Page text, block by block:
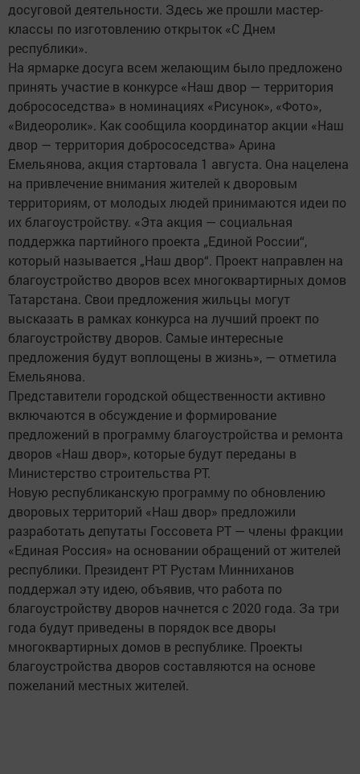
досуговой деятельности. Здесь же прошли мастер-
классы по изготовлению открыток «С Днем
республики».
На ярмарке досуга всем желающим было предложено
принять участие в конкурсе «Наш двор — территория
добрососедства» в номинациях «Рисунок», «Фото»,
«Видеоролик». Как сообщила координатор акции «Наш
двор — территория добрососедства» Арина
Емельянова, акция стартовала 1 августа. Она нацелена
на привлечение внимания жителей к дворовым
территориям, от молодых людей принимаются идеи по
их благоустройству. «Эта акция — социальная
поддержка партийного проекта „Единой России“,
который называется „Наш двор“. Проект направлен на
благоустройство дворов всех многоквартирных домов
Татарстана. Свои предложения жильцы могут
высказать в рамках конкурса на лучший проект по
благоустройству дворов. Самые интересные
предложения будут воплощены в жизнь», — отметила
Емельянова.
Представители городской общественности активно
включаются в обсуждение и формирование
предложений в программу благоустройства и ремонта
дворов «Наш двор», которые будут переданы в
Министерство строительства РТ.
Новую республиканскую программу по обновлению
дворовых территорий «Наш двор» предложили
разработать депутаты Госсовета РТ — члены фракции
«Единая Россия» на основании обращений от жителей
республики. Президент РТ Рустам Минниханов
поддержал эту идею, объявив, что работа по
благоустройству дворов начнется с 2020 года. За три
года будут приведены в порядок все дворы
многоквартирных домов в республике. Проекты
благоустройства дворов составляются на основе
пожеланий местных жителей.